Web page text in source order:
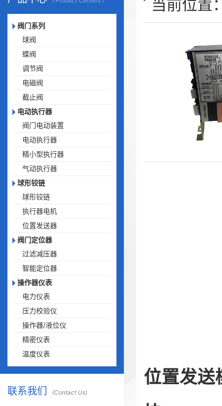
阀门系列
球阀
蝶阀
调节阀
电磁阀
截止阀
电动执行器
阀门电动装置
电动执行器
精小型执行器
气动执行器
球形铰链
球形铰链
执行器电机
位置发送器
阀门定位器
过滤减压器
智能定位器
操作器仪表
电力仪表
压力校验仪
操作器/液位仪
精密仪表
温度仪表
联系我们 (Contact Us)
当前位置
位置发